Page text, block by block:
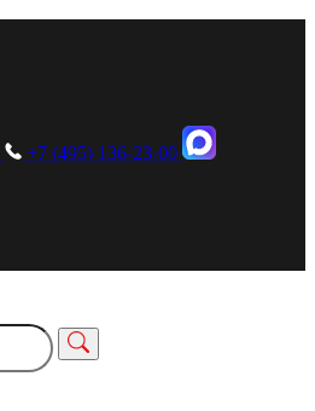
+7 (495) 136-23-00